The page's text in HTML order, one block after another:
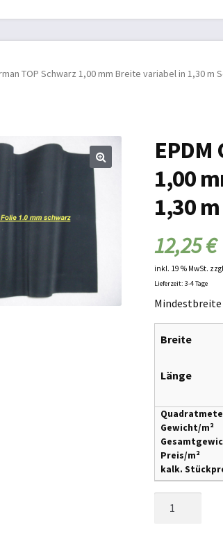
Schwimmbadabdeckung
TOP Schwarz 1,00 mm Breite variabel in 1,30 m
EPDM
1,00
1,30
12,25€
inkl. 19 % MwSt.
Lieferzeit: 3-4 Tage
Mindestbreite
Breite
Länge
Gewicht/m²
Preis/m²
kalk.